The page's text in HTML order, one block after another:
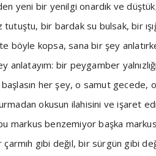
yeni bir yenilgi onardık ve düştük,
tutuştu, bir bardak su bulsak, bir
böyle kopsa, sana bir şey
anlatayım: bir peygamber
her şey, o samut gecede,
okusun ilahisini ve işaret
markus benzemiyor başka
gibi değil, bir sürgün gibi